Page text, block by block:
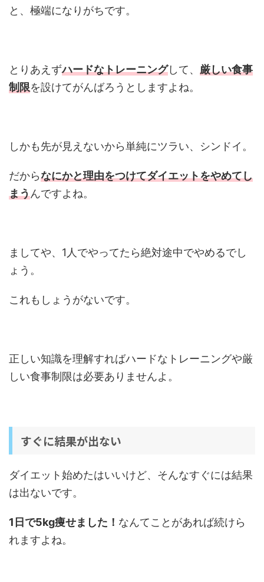
と、極端になりがちです。
とりあえずハードなトレーニングして、 厳しい食事
制限を設けてがんばろうとしますよね。
しかも先が見えないから単純にツラい、シンドイ。
だからなにかと理由をつけてダイエットをやめてし
まうんですよね。
ましてや、1人でやってたら絶対途中でやめるでし
ょう。
これもしょうがないです。
正しい知識を理解すればハードなトレーニングや厳
しい食事制限は必要ありませんよ。
すぐに結果が出ない
ダイエット始めたはいいけど、そんなすぐには結果
は出ないです。
1日で5kg痩せました！ なんてことがあれば続けら
れますよね。